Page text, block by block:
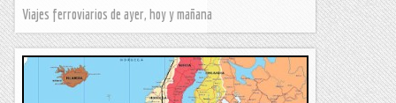
Viajes ferroviarios de ayer, hoy y mañana